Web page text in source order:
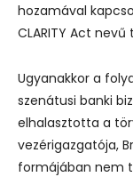
hozamával
CLARITY Act
Ugyanakkor a
szenátusi banki
elhalasztotta a
vezérigazgatója,
formájában nem